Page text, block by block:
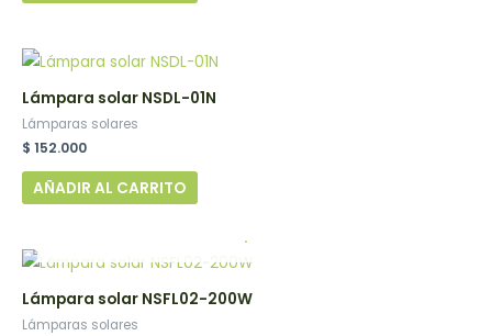
Lámpara solar NSDL-01N
Lámparas solares
$ 152.000
AÑADIR AL CARRITO
.
Lámpara solar NSFL02-200W
Lámparas solares